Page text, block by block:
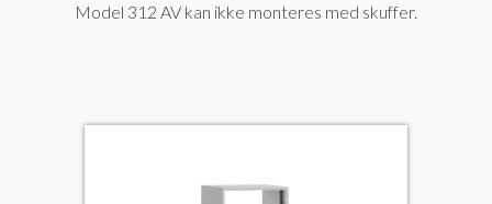
Model 312 AV kan ikke monteres med skuffer.